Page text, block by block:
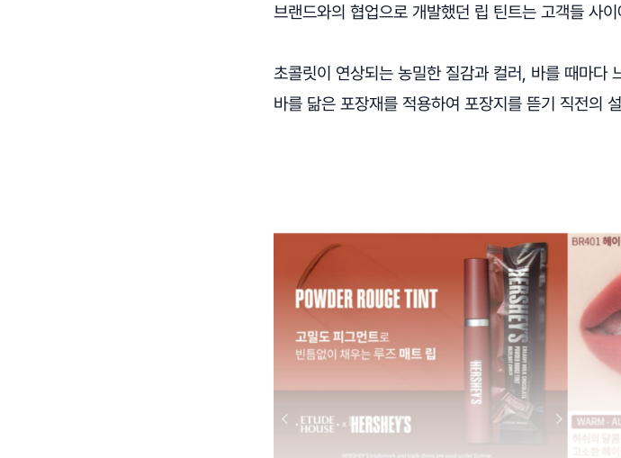
브랜드와의 협업으로 개발했던 립 틴트는 고객들 사
초콜릿이 연상되는 농밀한 질감과 컬러, 바를 때마다
바를 닮은 포장재를 적용하여 포장지를 뜯기 직전의